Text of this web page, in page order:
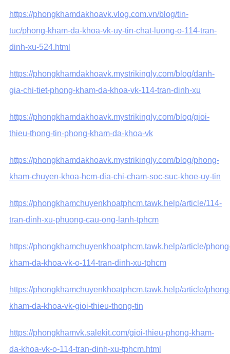
https://phongkhamdakhoavk.vlog.com.vn/blog/tin-
tuc/phong-kham-da-khoa-vk-uy-tin-chat-luong-o-114-tran-
dinh-xu-524.html
https://phongkhamdakhoavk.mystrikingly.com/blog/danh-
gia-chi-tiet-phong-kham-da-khoa-vk-114-tran-dinh-xu
https://phongkhamdakhoavk.mystrikingly.com/blog/gioi-
thieu-thong-tin-phong-kham-da-khoa-vk
https://phongkhamdakhoavk.mystrikingly.com/blog/phong-
kham-chuyen-khoa-hcm-dia-chi-cham-soc-suc-khoe-uy-tin
https://phongkhamchuyenkhoatphcm.tawk.help/article/114-
tran-dinh-xu-phuong-cau-ong-lanh-tphcm
https://phongkhamchuyenkhoatphcm.tawk.help/article/
kham-da-khoa-vk-o-114-tran-dinh-xu-tphcm
https://phongkhamchuyenkhoatphcm.tawk.help/article/
kham-da-khoa-vk-gioi-thieu-thong-tin
https://phongkhamvk.salekit.com/gioi-thieu-phong-kham-
da-khoa-vk-o-114-tran-dinh-xu-tphcm.html